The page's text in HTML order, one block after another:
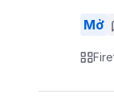
Mở